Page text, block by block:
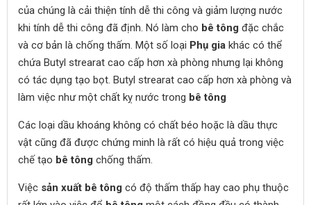
của chúng là cải thiện tính dễ thi công và giảm lượng nước
khi tính dễ thi công đã định. Nó làm cho bê tông đặc chắc
và cơ bản là chống thấm. Một số loại Phụ gia khác có thể
chứa Butyl strearat cao cấp hơn xà phòng nhưng lại không
có tác dụng tạo bọt. Butyl strearat cao cấp hơn xà phòng và
làm việc như một chất kỵ nước trong bê tông
Các loại dầu khoáng không có chất béo hoặc là dầu thực
vật cũng đã được chứng minh là rất có hiệu quả trong việc
chế tạo bê tông chống thấm.
Việc sản xuất bê tông có độ thấm thấp hay cao phụ thuộc